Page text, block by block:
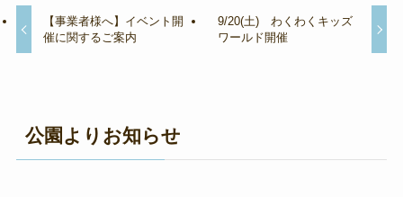
【事業者様へ】イベント開
催に関するご案内
9/20(土) わくわくキッズ
ワールド開催
公園よりお知らせ